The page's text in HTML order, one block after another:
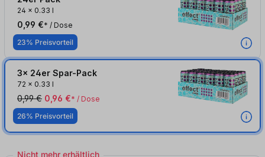
24 x 0.33 l
0,99 €* / Dose
23% Preisvorteil
3x 24er Spar-Pack
72 x 0.33 l
0,99 € 0,96 €* / Dose
26% Preisvorteil
Nicht mehr erhältlich